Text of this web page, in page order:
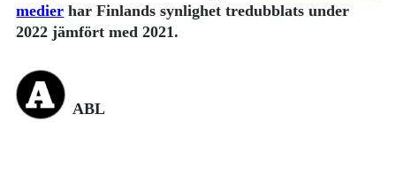
medier har Finlands synlighet tredubblats under
2022 jämfört med 2021.
ABL